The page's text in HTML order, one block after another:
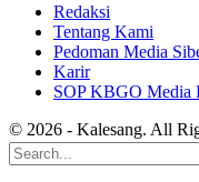
Redaksi
Tentang Kami
Pedoman Media
Karir
SOP KBGO Media
© 2026 - Kalesang. All